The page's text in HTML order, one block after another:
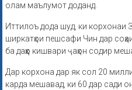
олам маълумот доданд.
Иттилоъ дода шуд, ки корхонаи
ширкатҳои пешсафи Чин дар
ба даҳҳо кишвари ҷаҳон содир
Дар корхона дар як сол 20
карда мешавад, ки 60 дар сади